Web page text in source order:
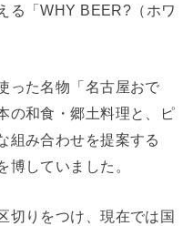
る「WHY BEER?（ホワ
った名物「名古屋おで
の和食・郷土料理と、ピ
組み合わせを提案する
博していました。
切りをつけ、現在では国